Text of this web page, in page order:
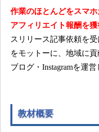
作業のほとんどをスマ
アフィリエイト報酬を獲
スリリース記事依頼を
をモットーに、地域に
ブログ・Instagramを運営
教材概要